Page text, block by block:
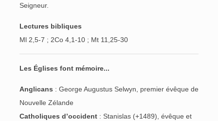
Seigneur.
Lectures bibliques
Ml 2,5-7 ; 2Co 4,1-10 ; Mt 11,25-30
Les Églises font mémoire...
Anglicans : George Augustus Selwyn, premier évêque de
Nouvelle Zélande
Catholiques d’occident : Stanislas (+1489), évêque et